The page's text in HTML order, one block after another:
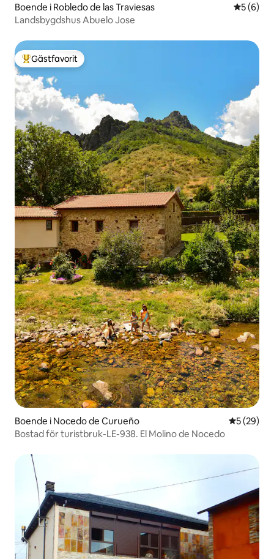
Boende i Robledo de las Traviesas 5 av 5 i
5 (6)
Landsbygdshus Abuelo Jose
Populär gästfavorit
Gästfavorit
Boende i Nocedo de Curueño 5 av 5 i
5 (29)
Bostad för turistbruk-LE-938. El Molino de Nocedo